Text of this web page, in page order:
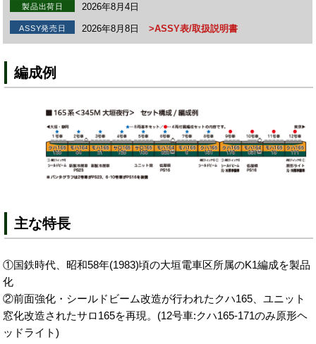
製品出荷日 2026年8月4日
ASSY発売日 2026年8月8日 >ASSY表/取扱説明書
編成例
主な特長
①国鉄時代、昭和58年(1983)頃の大垣電車区所属のK1編成を製品
化
②前面強化・シールドビーム改造が行われたクハ165、ユニット
窓化改造されたサロ165を再現。(12号車:クハ165-171のみ原形ヘ
ッドライト)